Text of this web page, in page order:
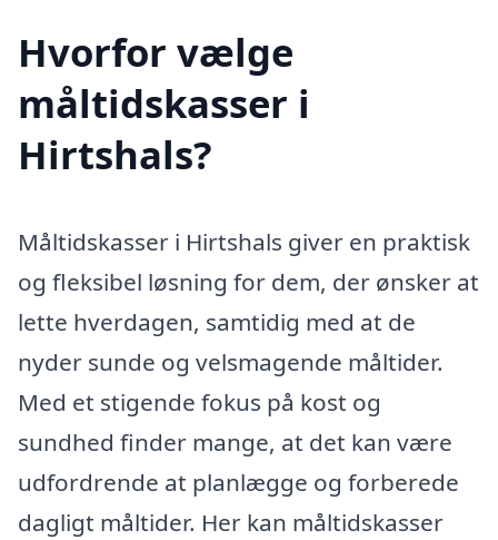
Hvorfor vælge
måltidskasser i
Hirtshals?
Måltidskasser i Hirtshals giver en praktisk
og fleksibel løsning for dem, der ønsker at
lette hverdagen, samtidig med at de
nyder sunde og velsmagende måltider.
Med et stigende fokus på kost og
sundhed finder mange, at det kan være
udfordrende at planlægge og forberede
dagligt måltider. Her kan måltidskasser